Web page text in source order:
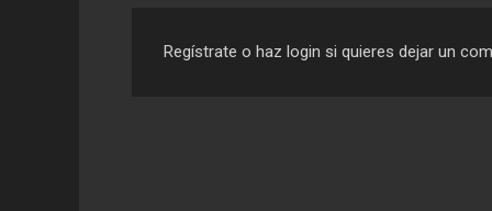
Regístrate o haz login si quieres dejar un